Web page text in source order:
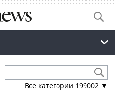
Все категории 199002 ▼